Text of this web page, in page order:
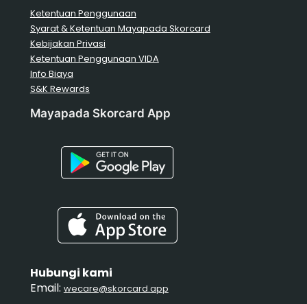
Ketentuan Penggunaan
Syarat & Ketentuan Mayapada Skorcard
Kebijakan Privasi
Ketentuan Penggunaan VIDA
Info Biaya
S&K Rewards
Mayapada Skorcard App
Hubungi kami
Email: wecare@skorcard.app